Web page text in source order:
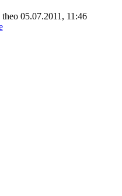
05.07.2011, 11:46